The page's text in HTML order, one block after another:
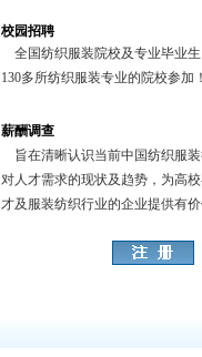
校园招聘
全国纺织服装院校及专业毕业生
130多所纺织服装专业的院校参加！
薪酬调查
旨在清晰认识当前中国纺织服
对人才需求的现状及趋势，为高
才及服装纺织行业的企业提供有价